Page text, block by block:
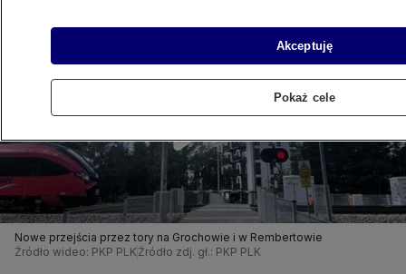
Nowe przejścia przez tory na Grochowie i w Rembertowie
Źródło wideo: PKP PLK Źródło zdj. gł.: PKP PLK
Akceptuję
Pokaż cele